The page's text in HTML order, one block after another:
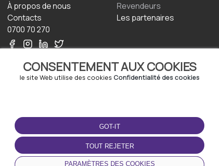
CONSENTEMENT AUX COOKIES
le site Web utilise des cookies Confidentialité des cookies
GOT-IT
TOUT REJETER
PARAMÈTRES DES COOKIES
À propos de nous
Contacts
0700 70 270
Revendeurs
Les partenaires
TERMS-OF-USE
Termes et conditions
Politique de confidentialité
Politique relative aux
cookies
TÉLÉCHARGEZ
L'APPLICATION